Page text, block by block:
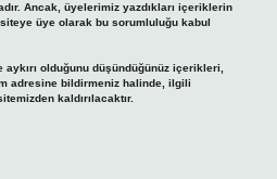
Ancak, üyelerimiz yazdıkları içeriklerin
üye olarak bu sorumluluğu kabul
olduğunu düşündüğünüz içerikleri,
adresine bildirmeniz halinde, ilgili
kaldırılacaktır.